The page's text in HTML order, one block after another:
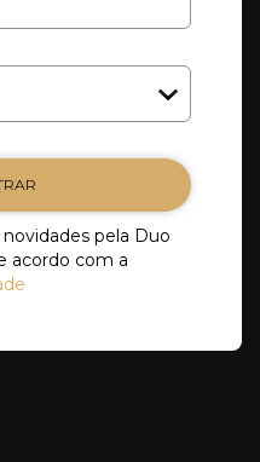
pela Duo
acordo com a